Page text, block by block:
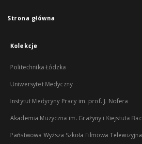
Strona główna
Kolekcje
Politechnika Łódzka
Uniwersytet Medyczny
Instytut Medycyny Pracy im. prof. J. Nofera
Akademia Muzyczna im. Grażyny i Kiejstuta
Państwowa Wyższa Szkoła Filmowa